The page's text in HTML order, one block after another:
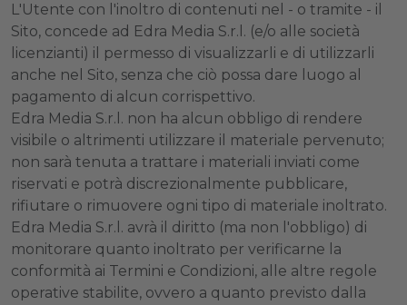
L'Utente con l'inoltro di contenuti nel - o tramite - il
Sito, concede ad Edra Media S.r.l. (e/o alle società
licenzianti) il permesso di visualizzarli e di utilizzarli
anche nel Sito, senza che ciò possa dare luogo al
pagamento di alcun corrispettivo.
Edra Media S.r.l. non ha alcun obbligo di rendere
visibile o altrimenti utilizzare il materiale pervenuto;
non sarà tenuta a trattare i materiali inviati come
riservati e potrà discrezionalmente pubblicare,
rifiutare o rimuovere ogni tipo di materiale inoltrato.
Edra Media S.r.l. avrà il diritto (ma non l'obbligo) di
monitorare quanto inoltrato per verificarne la
conformità ai Termini e Condizioni, alle altre regole
operative stabilite, ovvero a quanto previsto dalla